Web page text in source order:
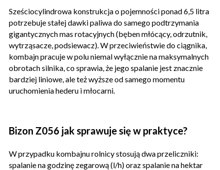
Sześciocylindrowa konstrukcja o pojemności ponad 6,5 litra
potrzebuje stałej dawki paliwa do samego podtrzymania
gigantycznych mas rotacyjnych (bęben młócący, odrzutnik,
wytrząsacze, podsiewacz). W przeciwieństwie do ciągnika,
kombajn pracuje w polu niemal wyłącznie na maksymalnych
obrotach silnika, co sprawia, że jego spalanie jest znacznie
bardziej liniowe, ale też wyższe od samego momentu
uruchomienia hederu i młocarni.
Bizon Z056 jak sprawuje się w praktyce?
W przypadku kombajnu rolnicy stosują dwa przeliczniki:
spalanie na godzinę zegarową (l/h) oraz spalanie na hektar